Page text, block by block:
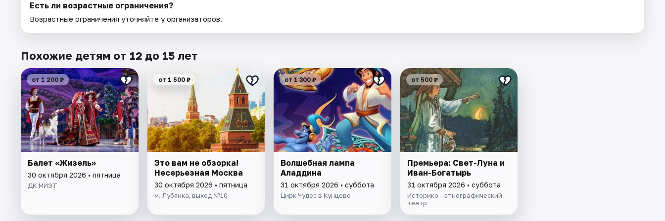
Есть ли возрастные ограничения?
Возрастные ограничения уточняйте у организаторов.
Похожие детям от 12 до 15 лет
от 1 200 ₽
Балет «Жизель»
30 октября 2026 • пятница
ДК МИЭТ
от 1 500 ₽
Это вам не обзорка!
Несерьезная Москва
30 октября 2026 • пятница
м. Лубянка, выход №10
от 1 300 ₽
Волшебная лампа
Аладдина
31 октября 2026 • суббота
Цирк Чудес в Кунцево
от 500 ₽
Премьера: Свет-Луна и
Иван-Богатырь
31 октября 2026 • суббота
Историко - этнографический
театр